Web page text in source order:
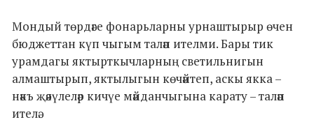
Мондый төрдәге фонарьларны урнаштырыр өчен
бюджеттан күп чыгым таләп ителми. Бары тик
урамдагы яктырткычларның светильнигын
алмаштырып, яктылыгын көчәйтеп, аскы якка –
нәкъ җәяүлеләр кичүе мәйданчыгына карату – таләп
ителә.